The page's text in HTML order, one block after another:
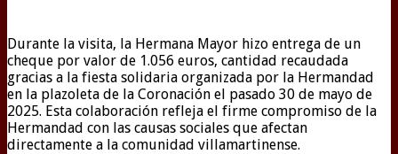
Durante la visita, la Hermana Mayor hizo entrega de un
cheque por valor de 1.056 euros, cantidad recaudada
gracias a la fiesta solidaria organizada por la Hermandad
en la plazoleta de la Coronación el pasado 30 de mayo de
2025. Esta colaboración refleja el firme compromiso de la
Hermandad con las causas sociales que afectan
directamente a la comunidad villamartinense.